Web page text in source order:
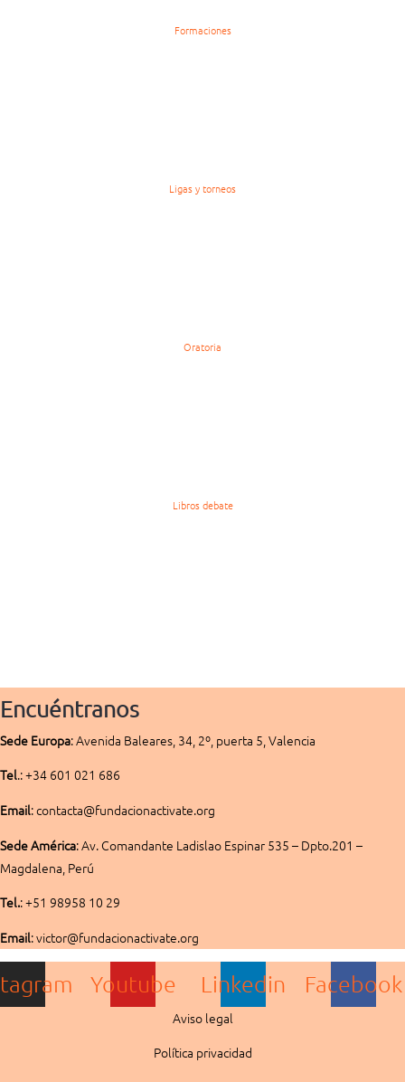
Formaciones
Ligas y torneos
Oratoria
Libros debate
Encuéntranos
Sede Europa:Avenida Baleares, 34, 2º, puerta 5, Valencia
Tel.: +34 601 021 686
Email: contacta@fundacionactivate.org
Sede América:Av. Comandante Ladislao Espinar 535 – Dpto.201 –
Magdalena, Perú
Tel.: +51 98958 10 29
Email: victor@fundacionactivate.org
Youtube Linkedin Facebook
Aviso legal
Política privacidad